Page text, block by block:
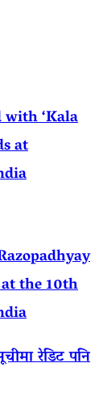
with ‘Kala
at
the 10th
रेडिट पनि